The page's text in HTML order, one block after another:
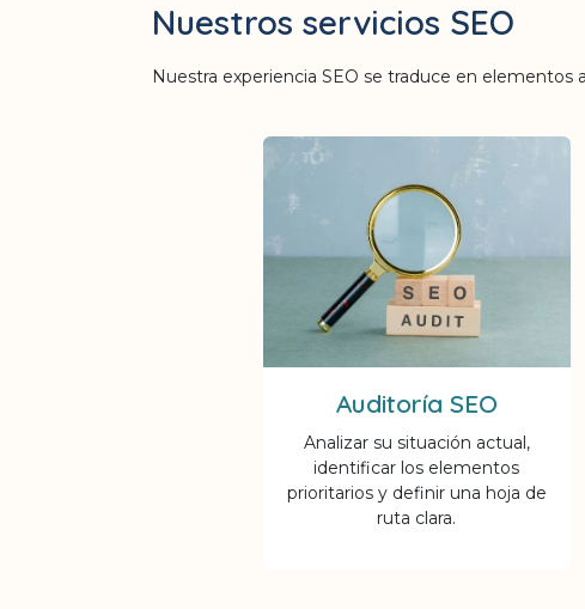
Nuestros servicios SEO
Nuestra experiencia SEO se traduce en elementos
Auditoría SEO
Analizar su situación actual,
identificar los elementos
prioritarios y definir una hoja de
ruta clara.